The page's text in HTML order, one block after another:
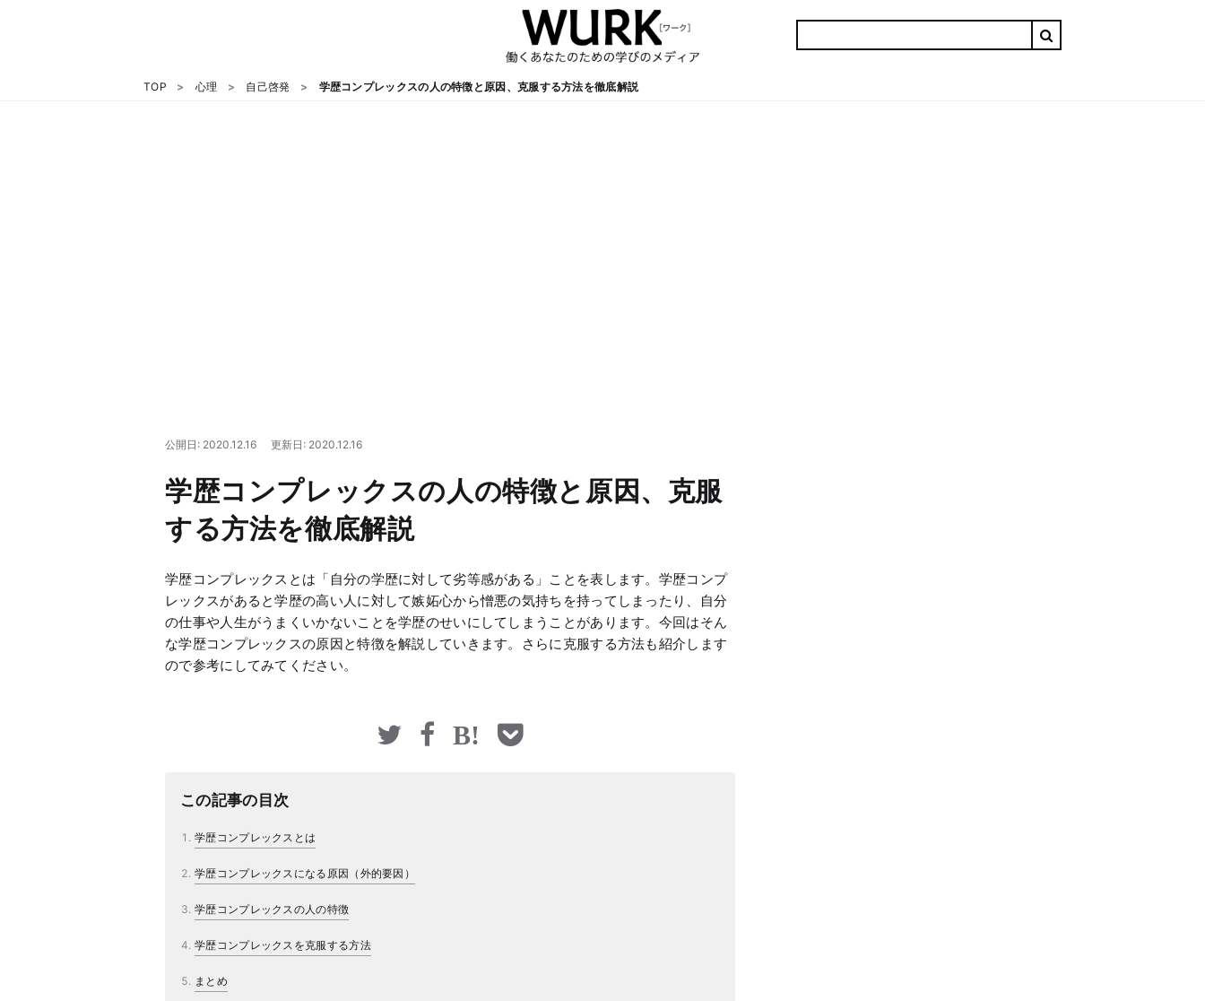
TOP 心理 自己啓発 学歴コンプレックスの人の特徴と原因、克服する方法を徹底解説
公開日: 2020.12.16 更新日: 2020.12.16
学歴コンプレックスの人の特徴と原因、克服
する方法を徹底解説
学歴コンプレックスとは「自分の学歴に対して劣等感がある」ことを表します。学歴コンプ
レックスがあると学歴の高い人に対して嫉妬心から憎悪の気持ちを持ってしまったり、自分
の仕事や人生がうまくいかないことを学歴のせいにしてしまうことがあります。今回はそん
な学歴コンプレックスの原因と特徴を解説していきます。さらに克服する方法も紹介します
ので参考にしてみてください。
この記事の目次
学歴コンプレックスとは
学歴コンプレックスになる原因（外的要因）
学歴コンプレックスの人の特徴
学歴コンプレックスを克服する方法
まとめ